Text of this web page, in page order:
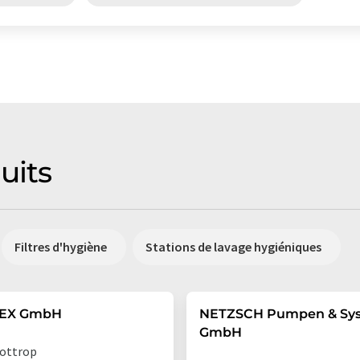
Filtres d'hygiène Stations de lavage hygiéniques
GmbH
NETZSCH Pumpen &
GmbH